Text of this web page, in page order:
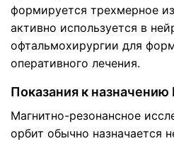
формируется трехмерное
активно используется в
офтальмохирургии для
оперативного лечения.
Показания к
Магнитно-резонансное
орбит обычно назначается